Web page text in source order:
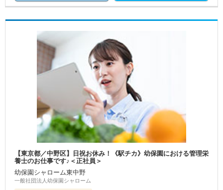
【東京都／中野区】日祝お休み！《駅チカ》幼保園における管理栄
養士のお仕事です♪＜正社員＞
幼保園シャローム東中野
一般社団法人幼保園シャローム